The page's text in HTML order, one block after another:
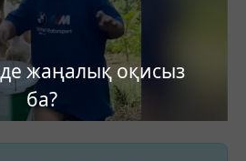
жаңалық оқисыз
ба?